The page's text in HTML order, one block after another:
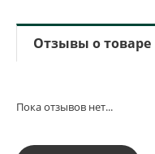
Отзывы о товаре
Пока отзывов нет...